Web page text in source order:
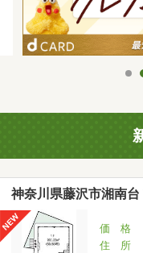
神奈川県藤沢市湘南台
価 格
住 所